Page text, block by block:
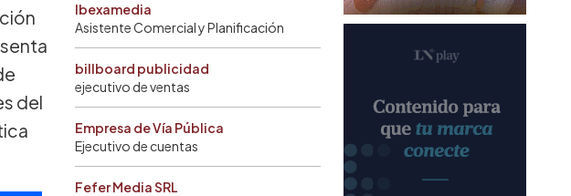
del
Ibexamedia
Asistente Comercial y Planificación
billboard publicidad
ejecutivo de ventas
Empresa de Vía Pública
Ejecutivo de cuentas
Fefer Media SRL